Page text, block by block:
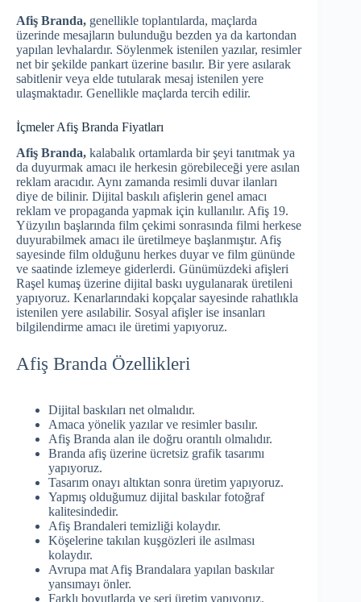
Afiş Branda, genellikle toplantılarda, maçlarda
üzerinde mesajların bulunduğu bezden ya da kartondan
yapılan levhalardır. Söylenmek istenilen yazılar, resimler
net bir şekilde pankart üzerine basılır. Bir yere asılarak
sabitlenir veya elde tutularak mesaj istenilen yere
ulaşmaktadır. Genellikle maçlarda tercih edilir.
İçmeler Afiş Branda Fiyatları
Afiş Branda, kalabalık ortamlarda bir şeyi tanıtmak ya
da duyurmak amacı ile herkesin görebileceği yere asılan
reklam aracıdır. Aynı zamanda resimli duvar ilanları
diye de bilinir. Dijital baskılı afişlerin genel amacı
reklam ve propaganda yapmak için kullanılır. Afiş 19.
Yüzyılın başlarında film çekimi sonrasında filmi herkese
duyurabilmek amacı ile üretilmeye başlanmıştır. Afiş
sayesinde film olduğunu herkes duyar ve film gününde
ve saatinde izlemeye giderlerdi. Günümüzdeki afişleri
Raşel kumaş üzerine dijital baskı uygulanarak üretileni
yapıyoruz. Kenarlarındaki kopçalar sayesinde rahatlıkla
istenilen yere asılabilir. Sosyal afişler ise insanları
bilgilendirme amacı ile üretimi yapıyoruz.
Afiş Branda Özellikleri
Dijital baskıları net olmalıdır.
Amaca yönelik yazılar ve resimler basılır.
Afiş Branda alan ile doğru orantılı olmalıdır.
Branda afiş üzerine ücretsiz grafik tasarımı
yapıyoruz.
Tasarım onayı altıktan sonra üretim yapıyoruz.
Yapmış olduğumuz dijital baskılar fotoğraf
kalitesindedir.
Afiş Brandaleri temizliği kolaydır.
Köşelerine takılan kuşgözleri ile asılması
kolaydır.
Avrupa mat Afiş Brandalara yapılan baskılar
yansımayı önler.
Farklı boyutlarda ve seri üretim yapıyoruz.